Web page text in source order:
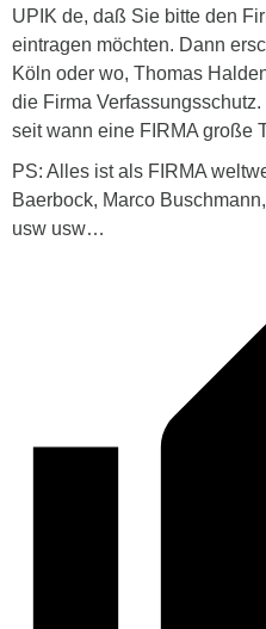
UPIK de, daß Sie bitte den
eintragen möchten. Dann
Köln oder wo, Thomas
die Firma
seit wann eine FIRMA große
PS: Alles ist als FIRMA
Baerbock, Marco
usw usw…